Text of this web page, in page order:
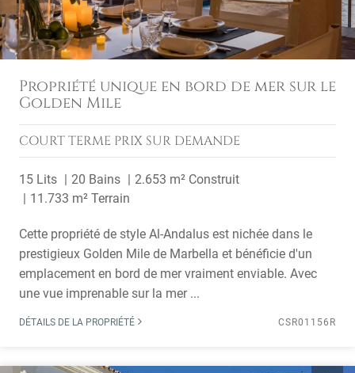
Propriété unique en bord de mer sur le
Golden Mile
COURT TERME PRIX SUR DEMANDE
15 Lits 20 Bains
2.653 m² Construit
11.733 m² Terrain
Cette propriété de style Al-Andalus est nichée dans le
prestigieux Golden Mile de Marbella et bénéficie d'un
emplacement en bord de mer vraiment enviable. Avec
une vue imprenable sur la mer ...
DÉTAILS DE LA PROPRIÉTÉ CSR01156R